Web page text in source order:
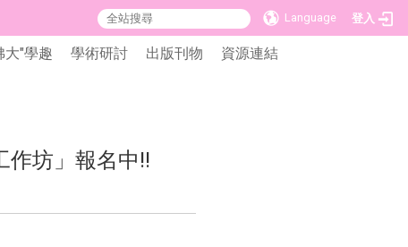
Language 登入
大"學趣 學術研討 出版刊物 資源連結
坊」報名中‼️